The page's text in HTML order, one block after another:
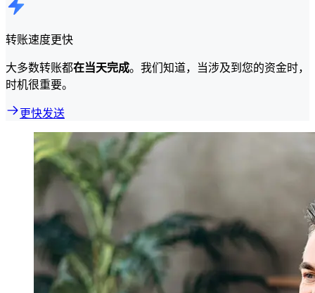
转账速度更快
大多数转账都在当天完成。我们知道，当涉及到您的资金时，
时机很重要。
更快发送